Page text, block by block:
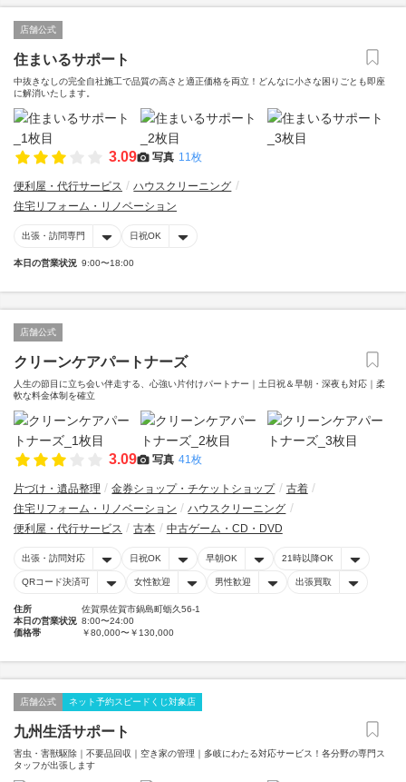
店舗公式
住まいるサポート
中抜きなしの完全自社施工で品質の高さと適正価格を両立！どんなに小さな困りごとも即座
に解消いたします。
3.09 写真 11枚
便利屋・代行サービス
ハウスクリーニング
住宅リフォーム・リノベーション
出張・訪問専門 日祝OK
本日の営業状況 9:00〜18:00
店舗公式
クリーンケアパートナーズ
人生の節目に立ち会い伴走する、心強い片付けパートナー｜土日祝＆早朝・深夜も対応｜柔
軟な料金体制を確立
3.09 写真 41枚
片づけ・遺品整理 金券ショップ・チケットショップ
古着
住宅リフォーム・リノベーション
ハウスクリーニング
便利屋・代行サービス
古本 中古ゲーム・CD・DVD
出張・訪問対応 日祝OK 早朝OK 21時以降OK
QRコード決済可 女性歓迎 男性歓迎 出張買取
住所
佐賀県佐賀市鍋島町蛎久56-1
本日の営業状況 8:00〜24:00
価格帯
￥80,000〜￥130,000
店舗公式 ネット予約スピードくじ対象店
九州生活サポート
害虫・害獣駆除｜不要品回収｜空き家の管理｜多岐にわたる対応サービス！各分野の専門ス
タッフが出張します